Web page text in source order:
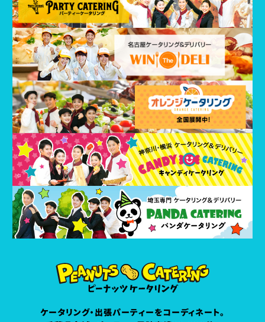
ケータリング・出張パーティーをコーディネート。